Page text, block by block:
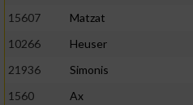
15607
Matzat
10266
Heuser
21936
Simonis
1560
Ax